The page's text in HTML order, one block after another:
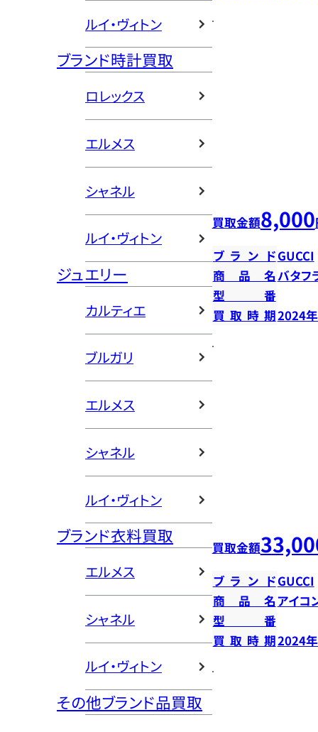
ルイ・ヴィトン
ブランド時計買取
ロレックス
エルメス
シャネル
ルイ・ヴィトン
ジュエリー
カルティエ
ブルガリ
エルメス
シャネル
ルイ・ヴィトン
ブランド衣料買取
エルメス
シャネル
ルイ・ヴィトン
その他ブランド品買取
買取金額8,000
ブランドGUCCI
商品名バタフ
型番
買取時期2024
買取金額
ブランドGUCCI
商品名アイコ
型番
買取時期2024